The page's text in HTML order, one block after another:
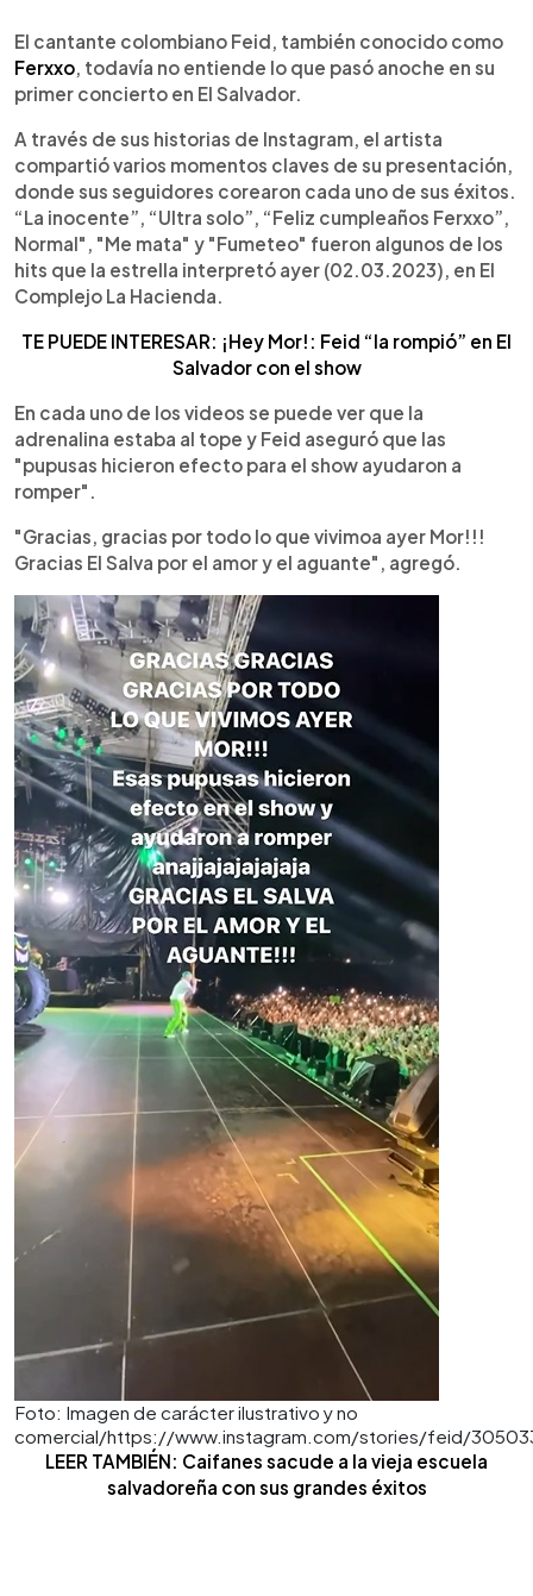
Escuchar artículo
El cantante colombiano Feid, también conocido como
Ferxxo , todavía no entiende lo que pasó anoche en su
primer concierto en El Salvador.
A través de sus historias de Instagram, el artista
compartió varios momentos claves de su presentación,
donde sus seguidores corearon cada uno de sus éxitos.
“La inocente”, “Ultra solo”, “Feliz cumpleaños Ferxxo”,
Normal", "Me mata" y "Fumeteo" fueron algunos de los
hits que la estrella interpretó ayer (02.03.2023), en El
Complejo La Hacienda.
TE PUEDE INTERESAR: ¡Hey Mor!: Feid “la rompió” en El
Salvador con el show
En cada uno de los videos se puede ver que la
adrenalina estaba al tope y Feid aseguró que las
"pupusas hicieron efecto para el show ayudaron a
romper".
"Gracias, gracias por todo lo que vivimoa ayer Mor!!!
Gracias El Salva por el amor y el aguante", agregó.
Foto: Imagen de carácter ilustrativo y no
comercial/https://www.instagram.com/stories/feid/
LEER TAMBIÉN: Caifanes sacude a la vieja escuela
salvadoreña con sus grandes éxitos